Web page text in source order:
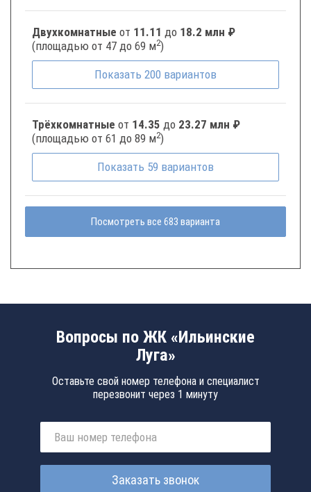
Двухкомнатные от 11.11 до 18.2 млн ₽
(площадью от 47 до 69 м2)
Показать 200 вариантов
Трёхкомнатные от 14.35 до 23.27 млн ₽
(площадью от 61 до 89 м2)
Показать 59 вариантов
Посмотреть все 683 варианта
Вопросы по ЖК «Ильинские
Луга»
Оставьте свой номер телефона и специалист
перезвонит через 1 минуту
Заказать звонок